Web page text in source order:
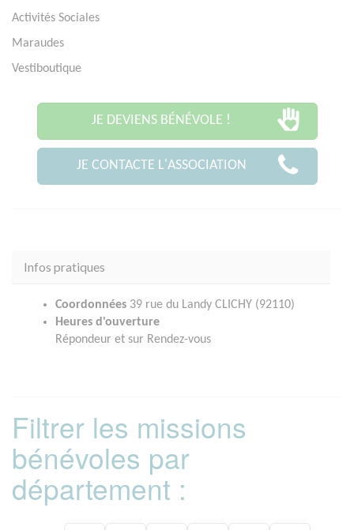
Activités Sociales
Maraudes
Vestiboutique
JE DEVIENS BÉNÉVOLE !
JE CONTACTE L'ASSOCIATION
Infos pratiques
Coordonnées 39 rue du Landy CLICHY (92110)
Heures d'ouverture
Répondeur et sur Rendez-vous
Filtrer les missions
bénévoles par
département :